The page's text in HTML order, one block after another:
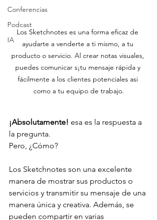
Conferencias
Podcast
IA
Los Sketchnotes es una forma eficaz de
ayudarte a venderte a ti mismo, a tu
producto o servicio. Al crear notas visuales,
puedes comunicar s¡tu mensaje rápida y
fácilmente a los clientes potenciales asi
como a tu equipo de trabajo.
¡Absolutamente! esa es la respuesta a
la pregunta.
Pero, ¿Cómo?
Los Sketchnotes son una excelente
manera de mostrar sus productos o
servicios y transmitir su mensaje de una
manera única y creativa. Además, se
pueden compartir en varias